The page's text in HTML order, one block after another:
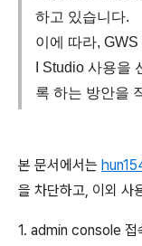
하고 있습니다.
이에 따라,
I Studio 사용을
록 하는 방안을
본 문서에서는
을 차단하고, 이외 사
1. admin console 접